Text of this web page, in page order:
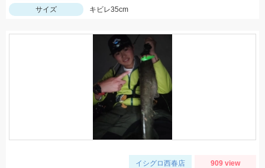
サイズ
キビレ35cm
イシグロ西春店 909 view